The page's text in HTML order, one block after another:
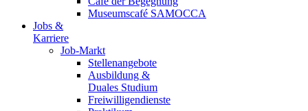
Museumscafé SAMOCCA
Jobs &
Karriere
Job-Markt
Stellenangebote
Ausbildung &
Duales Studium
Freiwilligendienste